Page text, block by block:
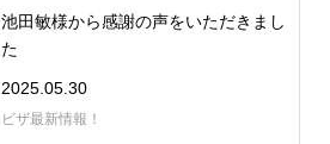
池田敏様から感謝の声をいただきまし
た
2025.05.30
ビザ最新情報！